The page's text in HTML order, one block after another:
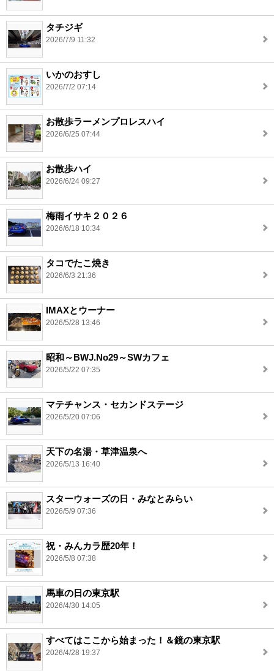
タチジギ
2026/7/9 11:32
いかのおすし
2026/7/2 07:14
お散歩ラーメンプロレスハイ
2026/6/25 07:44
お散歩ハイ
2026/6/24 09:27
梅雨イサキ２０２６
2026/6/18 10:34
タコでたこ焼き
2026/6/3 21:36
IMAXとウーナー
2026/5/28 13:46
昭和～BWJ.No29～SWカフェ
2026/5/22 07:35
マテチャンス・セカンドステージ
2026/5/20 07:06
天下の名湯・草津温泉へ
2026/5/13 16:40
スターウォーズの日・みなとみらい
2026/5/9 07:36
祝・みんカラ歴20年！
2026/5/8 07:38
馬車の日の東京駅
2026/4/30 14:05
すべてはここから始まった！＆鏡の東京駅
2026/4/28 19:37